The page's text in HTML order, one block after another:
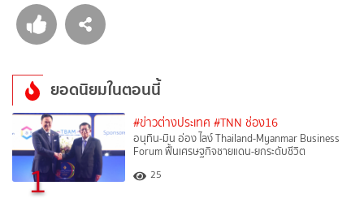
ยอดนิยมในตอนนี้
1
#ข่าวต่างประเทศ #TNN ช่อง16
อนุทิน-มิน อ่อง ไลง์ Thailand-Myanmar Business
Forum ฟื้นเศรษฐกิจชายแดน-ยกระดับชีวิต
25